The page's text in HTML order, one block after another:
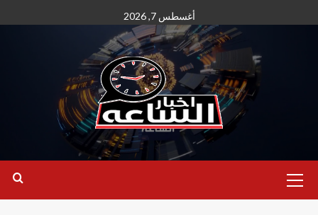
إلى
أغسطس 7, 2026
الأساسية